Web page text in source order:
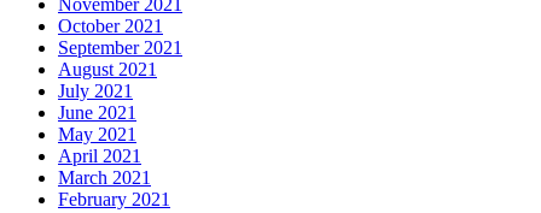
October 2021
September 2021
August 2021
July 2021
June 2021
May 2021
April 2021
March 2021
February 2021